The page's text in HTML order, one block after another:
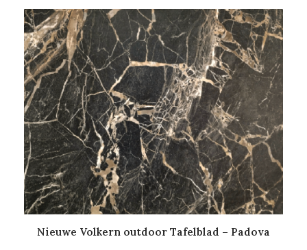
Nieuwe Volkern outdoor Tafelblad – Padova